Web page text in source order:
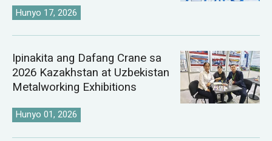
Hunyo 17, 2026
Ipinakita ang Dafang Crane sa
2026 Kazakhstan at Uzbekistan
Metalworking Exhibitions
Hunyo 01, 2026